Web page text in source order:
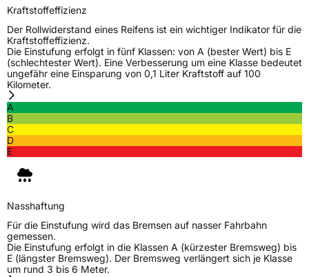
ModellnameCross AllSeason AS8
FahrzeugartPKW & SUV
Weitere Eigenschaften
Schlauchtyp
Nasshaftung C
Kraftstoffeffizienz
Der Rollwiderstand eines Reifens ist ein wichtiger Indikator für die
Kraftstoffeffizienz.
Die Einstufung erfolgt in fünf Klassen: von A (bester Wert) bis E
(schlechtester Wert). Eine Verbesserung um eine Klasse bedeutet
ungefähr eine Einsparung von 0,1 Liter Kraftstoff auf 100
Kilometer.
A
B
C
D
E
Nasshaftung
Für die Einstufung wird das Bremsen auf nasser Fahrbahn
gemessen.
Die Einstufung erfolgt in die Klassen A (kürzester Bremsweg) bis
E (längster Bremsweg). Der Bremsweg verlängert sich je Klasse
um rund 3 bis 6 Meter.